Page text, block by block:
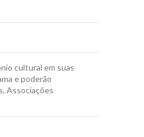
cultural em suas
e poderão
Associações